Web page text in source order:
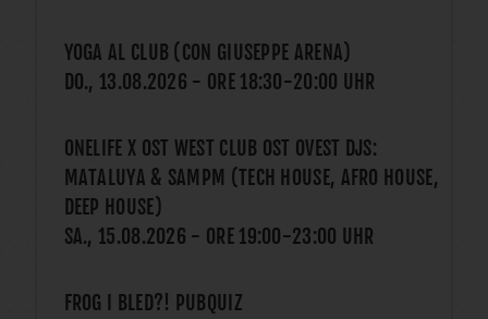
YOGA AL CLUB (CON GIUSEPPE ARENA)
DO., 13.08.2026 - ORE 18:30-20:00 UHR
ONELIFE X OST WEST CLUB OST OVEST DJS:
MATALUYA & SAMPM (TECH HOUSE, AFRO HOUSE,
DEEP HOUSE)
SA., 15.08.2026 - ORE 19:00-23:00 UHR
FROG I BLED?! PUBQUIZ